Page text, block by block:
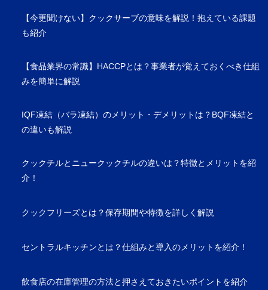
【今更聞けない】クックサーブの意味を解説！抱えている課題
も紹介
【食品業界の常識】HACCPとは？事業者が覚えておくべき仕組
みを簡単に解説
IQF凍結（バラ凍結）のメリット・デメリットは？BQF凍結と
の違いも解説
クックチルとニュークックチルの違いは？特徴とメリットを紹
介！
クックフリーズとは？保存期間や特徴を詳しく解説
セントラルキッチンとは？仕組みと導入のメリットを紹介！
飲食店の在庫管理の方法と押さえておきたいポイントを紹介